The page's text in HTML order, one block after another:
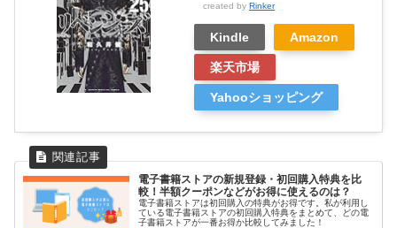
created by Rinker
Kindle Amazon
楽天市場
Yahooショッピング
電子書籍ストアの新規登録・初回購入特典を比
較！半額クーポンなどがお得に使えるのは？
電子書籍ストアは初回購入の特典がお得です。私が利用し
ている電子書籍ストアの初回購入特典をまとめて、どの電
子書籍ストアが一番お得か比較してみました！